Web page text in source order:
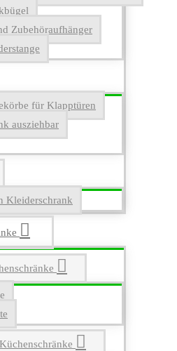
Zubehöraufhänger
für Klapptüren
ausziehbar
Kleiderschrank